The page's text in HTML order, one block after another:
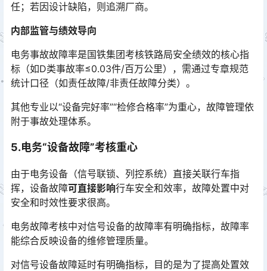
任；若因设计缺陷，则追溯厂商。
内部监管与绩效导向
电务事故故障率是国铁集团考核铁路局安全绩效的核心指
标（如D类事故率≤0.03件/百万公里），需通过专章规范
统计口径（如责任故障/非责任故障分类）。
其他专业以“设备完好率”“检修合格率”为重心，故障管理依
附于事故处理体系。
5.电务“设备故障”考核重心
由于电务设备（信号联锁、列控系统）直接关联行车指
挥，设备故障可直接影响行车安全和效率，故障处置中对
安全和时效性要求很高。
电务故障考核中对信号设备的故障率有明确指标，故障率
能综合反映设备的维修管理质量。
对信号设备故障延时有明确指标，目的是为了提高处置效